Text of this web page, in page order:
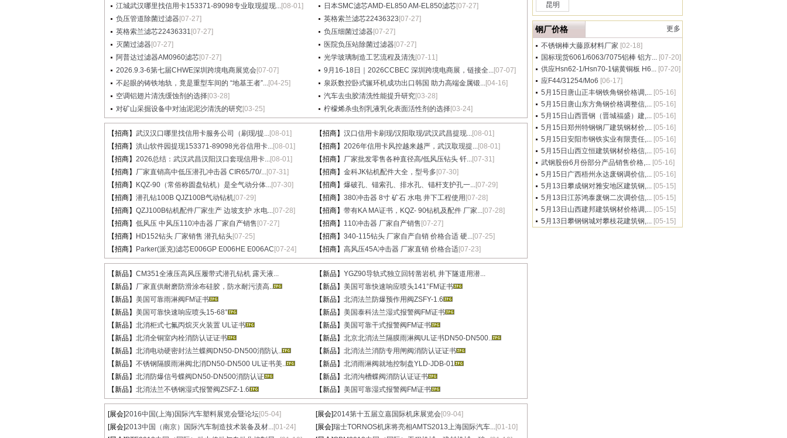
江城武汉哪里找信用卡153371-89098专业取现提现...[08-01] 日本SMC滤芯AMD-EL850 AM-EL850滤芯[07-27]
负压管道除菌过滤器[07-27] 英格索兰滤芯22436323 [07-27]
英格索兰滤芯22436331 [07-27] 负压细菌过滤器[07-27]
灭菌过滤器[07-27] 医院负压站除菌过滤器[07-27]
阿普达过滤器AM0960滤芯[07-27] 光学玻璃制造工艺流程及清洗[07-11]
2026.9.3-6第七届CHWE深圳跨境电商展览会[07-07] 9月16-18日｜2026CCBEC 深圳跨境电商展，链接全...[07-07]
不起眼的铸铁地轨，竟是重型车间的 “地基王者”...[04-25] 泉跃数控卧式辗环机成功出口韩国 助力高端金属锻...[04-16]
空调铝翅片清洗缓蚀剂的选择[03-28] 汽车去虫胶清洗性能提升研究[03-28]
对矿山采掘设备中对油泥泥沙清洗的研究[03-25] 柠檬烯杀虫剂乳液乳化表面活性剂的选择[03-24]
【招商】 武汉汉口哪里找信用卡服务公司（刷现/提...[08-01] 【招商】 汉口信用卡刷现/汉阳取现/武汉武昌提现...[08-01]
【招商】 洪山软件园提现153371-89098光谷信用卡...[08-01] 【招商】 2026年信用卡风控越来越严，武汉取现提...[08-01]
【招商】 2026总结：武汉武昌汉阳汉口套现信用卡...[08-01] 【招商】 厂家批发零售各种直径高/低风压钻头 钎...[07-31]
【招商】 厂家直销高中低压潜孔冲击器 CIR65/70/...[07-31] 【招商】 金科JK钻机配件大全，型号多 [07-30]
【招商】
KQZ-90（常俗称圆盘钻机）是全气动分体...[07-30] 【招商】 爆破孔、锚索孔、排水孔、锚杆支护孔一...[07-29]
【招商】 潜孔钻100B QJZ100B气动钻机[07-29] 【招商】 380冲击器 8寸 矿石 水电 井下工程使用 [07-28]
【招商】 QZJ100B钻机配件厂家生产 边坡支护 水电...[07-28] 【招商】 带有KA MA证书，KQZ- 90钻机及配件 厂家...[07-28]
【招商】 低风压 中风压110冲击器 厂家自产销售 [07-27] 【招商】 110冲击器 厂家自产销售 [07-27]
【招商】
HD152钻头 厂家销售 潜孔钻头[07-25] 【招商】 340-115钻头 厂家自产自销 价格合适 硬...[07-25]
【招商】
Parker(派克)滤芯E006GP E006HE E006AC [07-24] 【招商】 高风压45A冲击器 厂家直销 价格合适[07-23]
【新品】 CM351全液压高风压履带式潜孔钻机 露天液... 【新品】 YGZ90导轨式独立回转凿岩机 井下隧道用潜...
【新品】 厂家直供耐磨防滑涂布硅胶，防水耐污渍高.. 【新品】 美国可靠快速响应喷头141°FM证书
【新品】 美国可靠雨淋阀FM证书 【新品】 北消法兰防爆预作用阀ZSFY-1.6
【新品】 美国可靠快速响应喷头15-68° 【新品】 美国泰科法兰湿式报警阀FM证书
【新品】 北消柜式七氟丙烷灭火装置 UL证书 【新品】 美国可靠干式报警阀FM证书
【新品】 北消全铜室内栓消防认证证书 【新品】 北京北消法兰隔膜雨淋阀UL证书DN50-DN500..
【新品】 北消电动硬密封法兰蝶阀DN50-DN500消防认.. 【新品】 北消法兰消防专用闸阀消防认证证书
【新品】 不锈钢隔膜雨淋阀北消DN50-DN500 UL证书美.. 【新品】 北消雨淋阀就地控制盘YLD-JDB-01
【新品】 北消防爆信号蝶阀DN50-DN500消防认证 【新品】 北消沟槽蝶阀消防认证证书
【新品】 北消法兰不锈钢湿式报警阀ZSFZ-1.6 【新品】 美国可靠湿式报警阀FM证书
[展会]2016中国(上海)国际汽车塑料展览会暨论坛[05-04] [展会]2014第十五届立嘉国际机床展览会[09-04]
[展会]2013中国（南京）国际汽车制造技术装备及材...[01-24] [展会]瑞士TORNOS机床将亮相AMTS2013上海国际汽车...[01-10]
昆明
钢厂价格 更多
不锈钢棒大藤原材料厂家 [02-18]
国标现货6061/6063/7075铝棒 铝方... [07-20]
供应Hsn62-1/Hsn70-1锡黄铜板 H6... [07-20]
应F44/31254/Mo6 [06-17]
5月15日唐山正丰钢铁角钢价格调,... [05-16]
5月15日唐山东方角钢价格调整信,... [05-16]
5月15日山西晋钢（晋城福盛）建,... [05-16]
5月15日郑州特钢钢厂建筑钢材价,... [05-16]
5月15日安阳市钢铁实业有限责任,... [05-16]
5月15日山西立恒建筑钢材价格信,... [05-16]
武钢股份6月份部分产品销售价格,... [05-16]
5月15日广西梧州永达废钢调价信,... [05-16]
5月13日攀成钢对雅安地区建筑钢,... [05-15]
5月13日江苏鸿泰废钢二次调价信,... [05-15]
5月13日山西建邦建筑钢材价格调,... [05-15]
5月13日攀钢钢城对攀枝花建筑钢,... [05-15]